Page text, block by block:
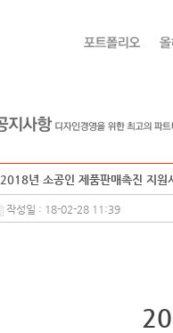
2018년 소공인 제품판매촉진 지
작성일 : 18-02-28 11:39